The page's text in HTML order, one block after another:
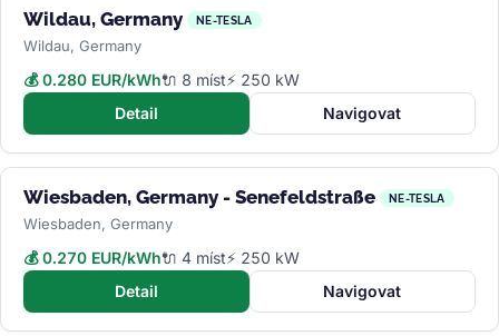
Wildau, Germany NE-TESLA
Wildau, Germany
💰 0.280 EUR/kWh🔌 8 míst⚡ 250 kW
Detail
Navigovat
Wiesbaden, Germany - Senefeldstraße NE-TESLA
Wiesbaden, Germany
💰 0.270 EUR/kWh🔌 4 míst⚡ 250 kW
Detail
Navigovat